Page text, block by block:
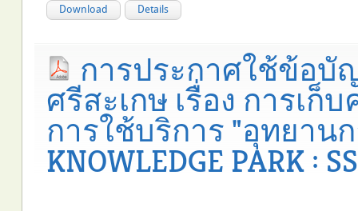
Download Details
การประกาศใช้ข้อบั
ศรีสะเกษ เรื่อง การเก็
การใช้บริการ "อุทยานก
KNOWLEDGE PARK :